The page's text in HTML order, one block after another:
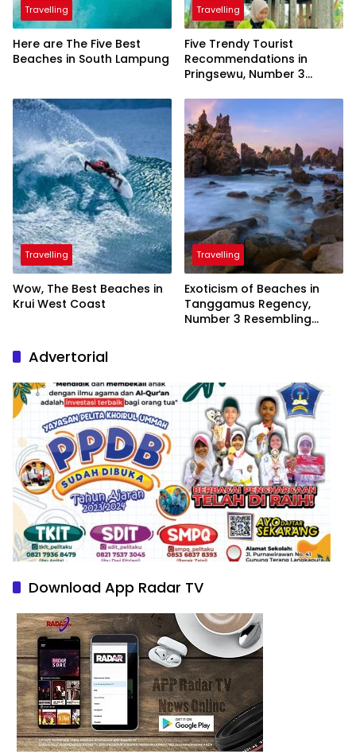
Travelling
Here are The Five Best
Beaches in South Lampung
Travelling
Five Trendy Tourist
Recommendations in
Pringsewu, Number 3
President
Travelling
Wow, The Best Beaches in
Krui West Coast
Travelling
Exoticism of Beaches in
Tanggamus Regency,
Number 3 Resembling
Advertorial
Download App Radar TV